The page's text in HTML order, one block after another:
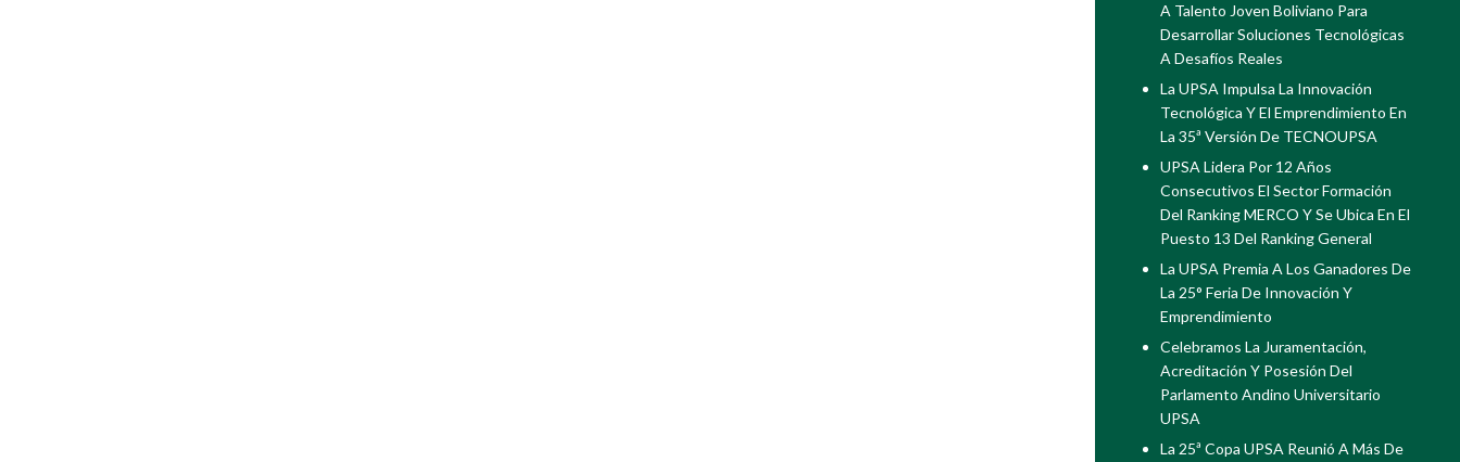
A Talento Joven Boliviano Para
Desarrollar Soluciones Tecnológicas
A Desafíos Reales
La UPSA Impulsa La Innovación
Tecnológica Y El Emprendimiento En
La 35ª Versión De TECNOUPSA
UPSA Lidera Por 12 Años
Consecutivos El Sector Formación
Del Ranking MERCO Y Se Ubica En El
Puesto 13 Del Ranking General
La UPSA Premia A Los Ganadores De
La 25° Feria De Innovación Y
Emprendimiento
Celebramos La Juramentación,
Acreditación Y Posesión Del
Parlamento Andino Universitario
UPSA
La 25ª Copa UPSA Reunió A Más De